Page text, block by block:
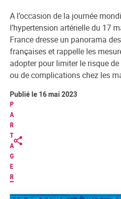
A l’occasion de la journée
l’hypertension artérielle du 17
France dresse un panorama
françaises et rappelle les
adopter pour limiter le risque
ou de complications chez les
P
A
R
T
A
G
E
R
Publié le 16 mai 2023